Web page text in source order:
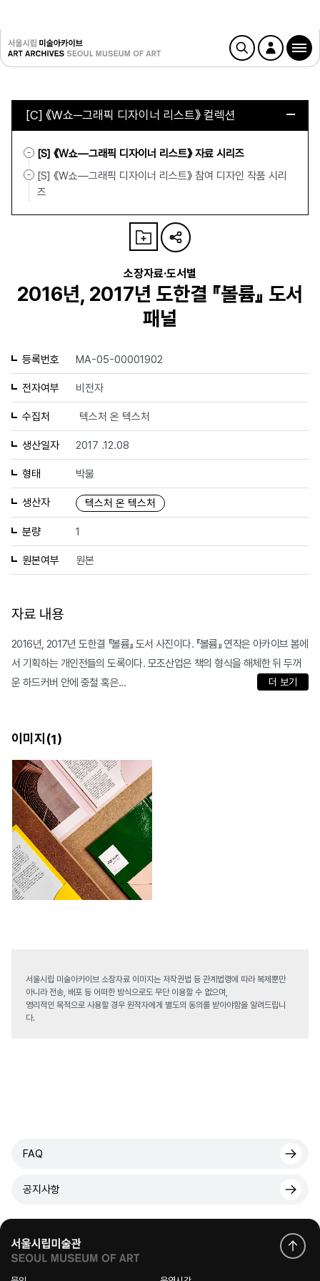
[C] 《W쇼─그래픽 디자이너 리스트》 컬렉션
[S] 《W쇼—그래픽 디자이너 리스트》 자료 시리즈
[S] 《W쇼—그래픽 디자이너 리스트》 참여 디자인 작품 시리
즈
소장자료·도서별
2016년, 2017년 도한결 『볼륨』 도서
패널
등록번호 MA-05-00001902
전자여부 비전자
수집처 텍스처 온 텍스처
생산일자 2017 .12.08
형태 박물
생산자 텍스처 온 텍스처
분량 1
원본여부 원본
자료 내용
2016년, 2017년 도한결 『볼륨』 도서 사진이다. 『볼륨』 연작은 아카이브 봄에
서 기획하는 개인전들의 도록이다. 모조산업은 책의 형식을 해체한 뒤 두꺼
운 하드커버 안에 중철 혹은...
더 보기
이미지(1)
서울시립 미술아카이브 소장자료 이미지는 저작권법 등 관계법령에 따라 복제뿐만
아니라 전송, 배포 등 어떠한 방식으로도 무단 이용할 수 없으며,
영리적인 목적으로 사용할 경우 원작자에게 별도의 동의를 받아야함을 알려드립니
다.
FAQ
공지사항